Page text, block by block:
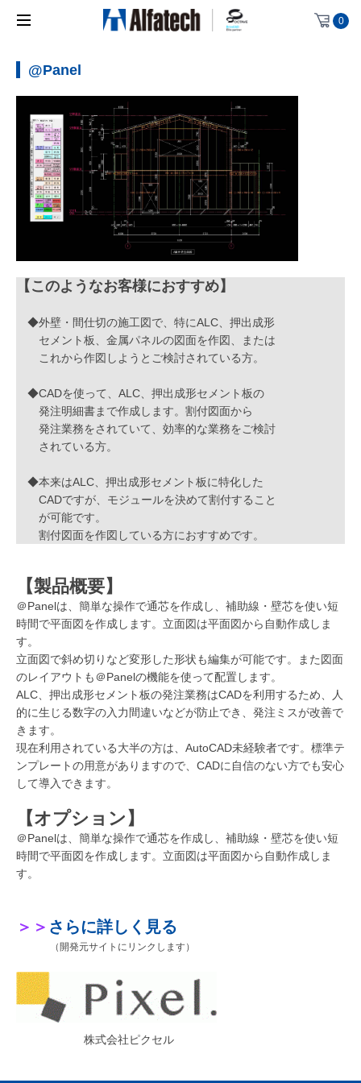
0
@Panel
【このようなお客様におすすめ】
◆外壁・間仕切の施工図で、特にALC、押出成形
セメント板、金属パネルの図面を作図、または
これから作図しようとご検討されている方。
◆CADを使って、ALC、押出成形セメント板の
発注明細書まで作成します。割付図面から
発注業務をされていて、効率的な業務をご検討
されている方。
◆本来はALC、押出成形セメント板に特化した
CADですが、モジュールを決めて割付すること
が可能です。
割付図面を作図している方におすすめです。
【製品概要】
＠Panelは、簡単な操作で通芯を作成し、補助線・壁芯を使い短
時間で平面図を作成します。立面図は平面図から自動作成しま
す。
立面図で斜め切りなど変形した形状も編集が可能です。また図面
のレイアウトも＠Panelの機能を使って配置します。
ALC、押出成形セメント板の発注業務はCADを利用するため、人
的に生じる数字の入力間違いなどが防止でき、発注ミスが改善で
きます。
現在利用されている大半の方は、AutoCAD未経験者です。標準テ
ンプレートの用意がありますので、CADに自信のない方でも安心
して導入できます。
【オプション】
＠Panelは、簡単な操作で通芯を作成し、補助線・壁芯を使い短
時間で平面図を作成します。立面図は平面図から自動作成しま
す。
＞＞ さらに詳しく見る
（開発元サイトにリンクします）
株式会社ピクセル